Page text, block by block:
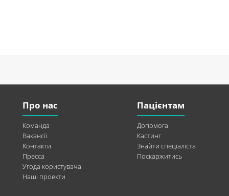
Про нас
Команда
Вакансії
Контакти
Пресса
Угода користувача
Наші проекти
Пацієнтам
Допомога
Кастинг
Знайти спеціаліста
Поскаржитись